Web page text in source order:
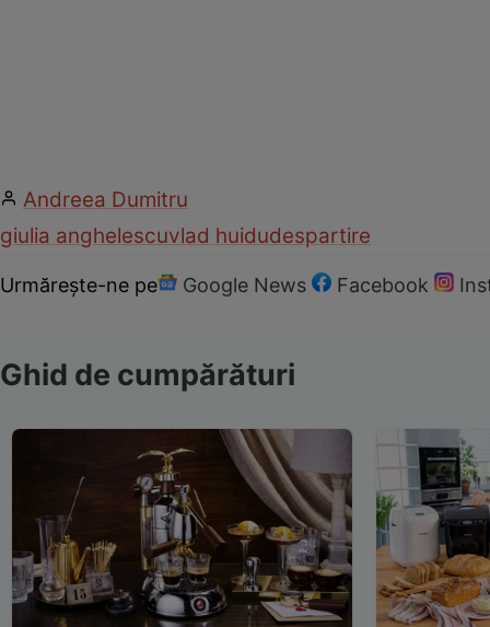
Andreea Dumitru
giulia anghelescuvlad huidudespartire
Urmărește-ne pe Google News Facebook
Ghid de cumpărături